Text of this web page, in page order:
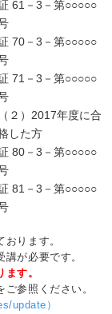
61－3－第○○○○○
70－3－第○○○○○
71－3－第○○○○○
（２）2017年度に合
した方
80－3－第○○○○○
81－3－第○○○○○
ります。
が必要です。
す。
参照ください。
update）